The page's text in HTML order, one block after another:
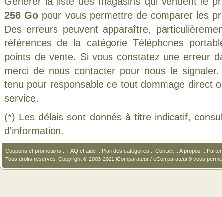
256 Go pour vous permettre de comparer les
Des erreurs peuvent apparaître,
références de la catégorie Téléphones
points de vente. Si vous constatez une erreur
merci de nous contacter pour nous le
tenu pour responsable de tout dommage direct
service.
(*) Les délais sont donnés à titre indicatif,
d'information.
Coupons et promotions :: FAQ et aide :: Plan des catégories :: Contact :: A propos ::
Tous droits réservés. Copyright © 2003-2021 iComparateur / eComparateur® vous